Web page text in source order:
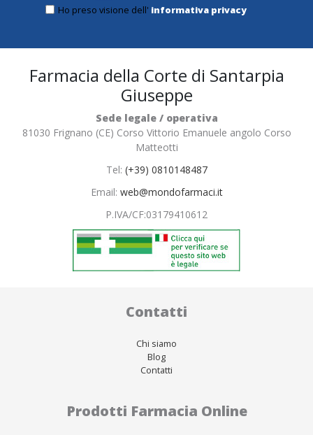
Ho preso visione dell' informativa privacy
Farmacia della Corte di Santarpia
Giuseppe
Sede legale / operativa
81030 Frignano (CE) Corso Vittorio Emanuele angolo Corso
Matteotti
Tel: (+39) 0810148487
Email: web@mondofarmaci.it
P.IVA/CF:03179410612
Contatti
Chi siamo
Blog
Contatti
Prodotti Farmacia Online